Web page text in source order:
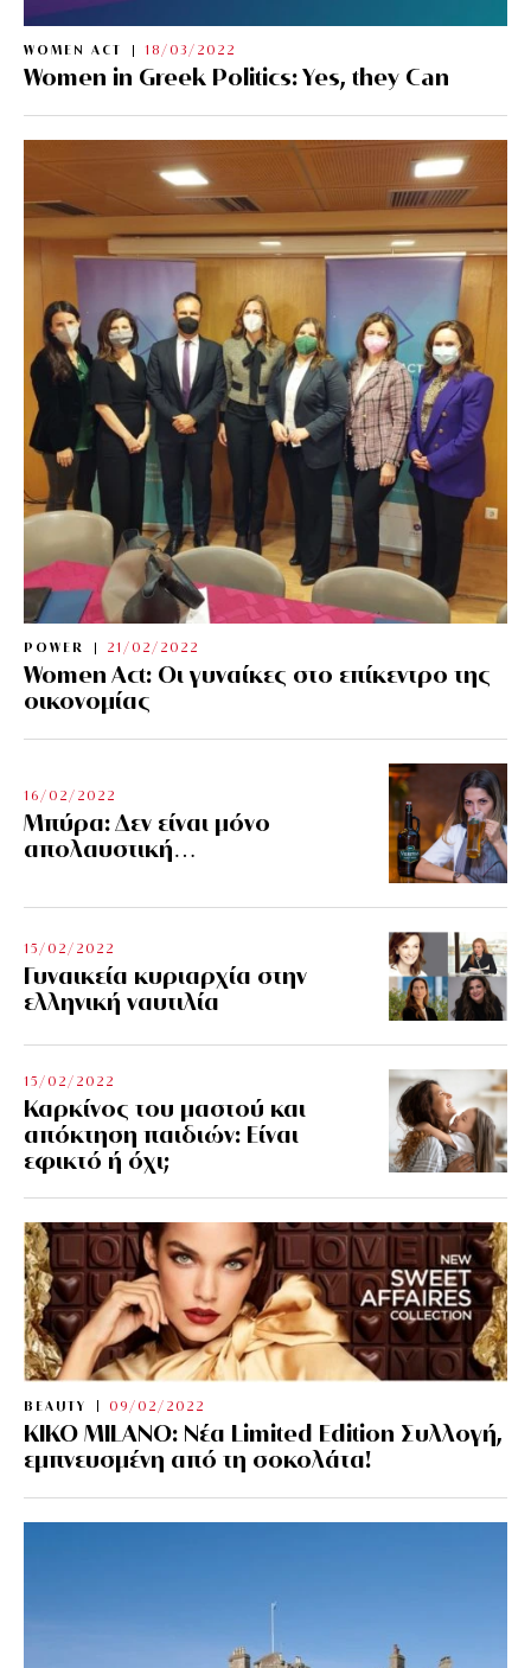
WOMEN ACT 18/03/2022
Women in Greek Politics: Yes, they Can
POWER 21/02/2022
Women Act: Οι γυναίκες στο επίκεντρο της
οικονομίας
16/02/2022
Μπύρα: Δεν είναι μόνο
απολαυστική…
15/02/2022
Γυναικεία κυριαρχία στην
ελληνική ναυτιλία
15/02/2022
Καρκίνος του μαστού και
απόκτηση παιδιών: Είναι
εφικτό ή όχι;
BEAUTY 09/02/2022
KIKO MILANO: Νέα Limited Edition Συλλογή,
εμπνευσμένη από τη σοκολάτα!